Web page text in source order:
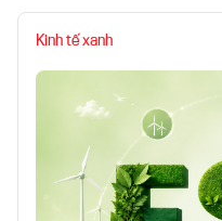
Kinh tế xanh